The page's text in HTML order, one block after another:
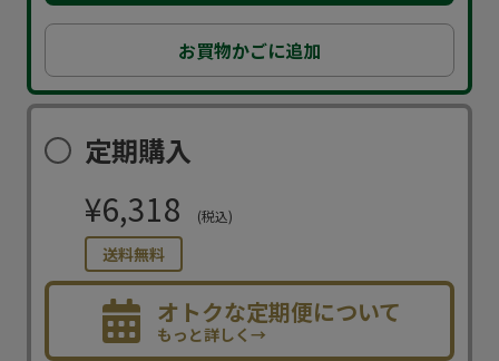
お買物かごに追加
定期購入
¥6,318 (税込)
送料無料
オトクな定期便について
もっと詳しく→